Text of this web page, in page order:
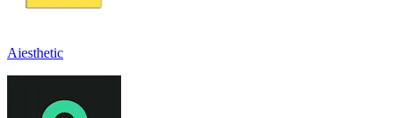
Aiesthetic